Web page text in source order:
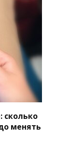
сколько
менять